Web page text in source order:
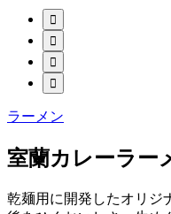




ラーメン
室蘭カレーラー
乾麺用に開発したオリジ